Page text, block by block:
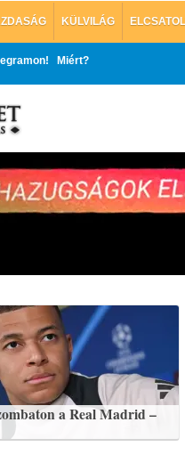
KÜLVILÁG
Miért?
a Real Madrid –